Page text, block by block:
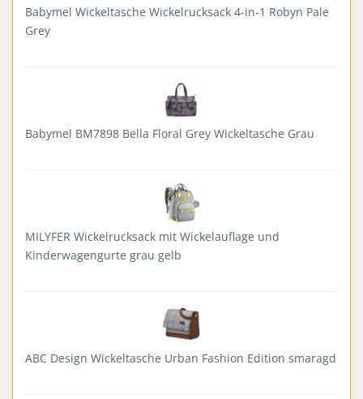
Babymel Wickeltasche Wickelrucksack 4-in-1 Robyn Pale
Grey
Babymel BM7898 Bella Floral Grey Wickeltasche Grau
MILYFER Wickelrucksack mit Wickelauflage und
Kinderwagengurte grau gelb
ABC Design Wickeltasche Urban Fashion Edition smaragd